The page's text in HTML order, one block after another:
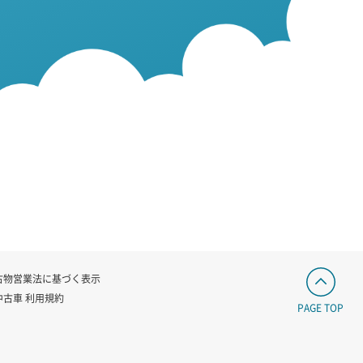
物営業法に基づく表示
古車 利用規約
PAGE TOP